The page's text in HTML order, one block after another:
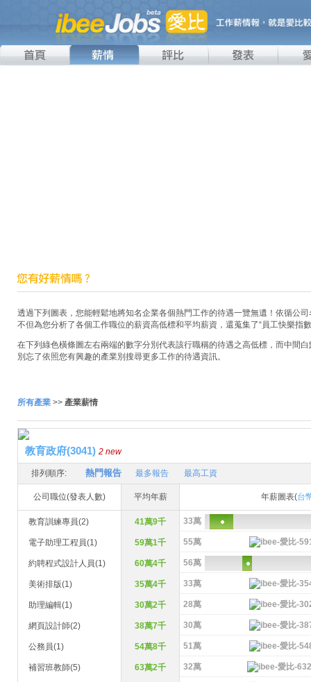
透過下列圖表，您能輕鬆地將知名企業各個熱門工作的待遇一覽無遺！依循公
不但為您分析了各個工作職位的薪資高低標和平均薪資，還蒐集了“員工快樂指
在下列綠色橫條圖左右兩端的數字分別代表該行職稱的待遇之高低標，而中間
別忘了依照您有興趣的產業別搜尋更多工作的待遇資訊。
所有產業 >> 產業薪情
教育政府(3041) 2 new
排列順序: 熱門報告 最多報告 最高工資
公司職位(發表人數) 平均年薪 年薪圖表(台
教育訓練專員(2) 41萬9千 33萬
電子助理工程員(1) 59萬1千 55萬
約聘程式設計人員(1) 60萬4千 56萬
美術排版(1) 35萬4千 33萬
助理編輯(1) 30萬2千 28萬
網頁設計師(2) 38萬7千 30萬
公務員(1) 54萬8千 51萬
補習班教師(5) 63萬2千 32萬